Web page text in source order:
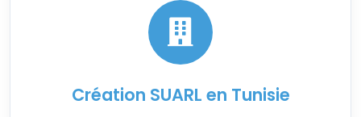
Création SUARL en Tunisie